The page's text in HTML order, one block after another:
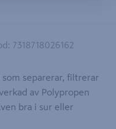
: 7318718026162
separerar, filtrerar
av Polypropen
bra i sur eller